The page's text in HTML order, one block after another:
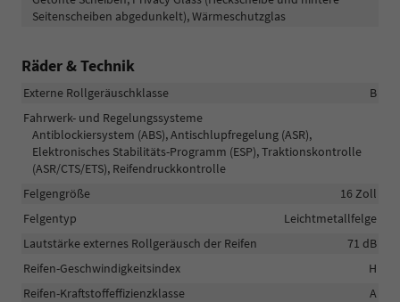
Seitenscheiben abgedunkelt), Wärmeschutzglas
Räder & Technik
Externe Rollgeräuschklasse
B
Fahrwerk- und Regelungssysteme
Antiblockiersystem (ABS), Antischlupfregelung (ASR),
Elektronisches Stabilitäts-Programm (ESP), Traktionskontrolle
(ASR/CTS/ETS), Reifendruckkontrolle
Felgengröße
16 Zoll
Felgentyp
Leichtmetallfelge
Lautstärke externes Rollgeräusch der Reifen
71 dB
Reifen-Geschwindigkeitsindex
H
Reifen-Kraftstoffeffizienzklasse
A